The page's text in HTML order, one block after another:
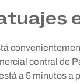
central de
a 5 minutos a